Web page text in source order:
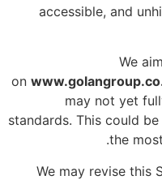
accessible, and
We
on
may not yet
standards. This could
the
We may revise this